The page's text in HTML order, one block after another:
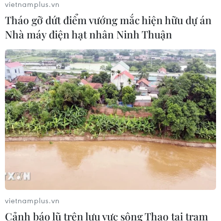
Quảng Ninh: Lễ hội Xuống đồng tôn
vinh truyền thống khai hoang vùng
Hà Nam
19/07/2026 09:00
Lễ hội Giáng sinh tháng Bảy
tại The Rocks: Mùa Đông tuyết rơi ở
Xứ sở Chuột túi
18/07/2026 09:12
Khai mạc Festival Biển Khánh Hòa
2026 với chủ đề “Sắc màu Đại
dương”
17/07/2026 14:24
vietnamplus.vn
Tháo gỡ dứt điểm vướng mắc hiện hữu dự án
Nhà máy điện hạt nhân Ninh Thuận
vietnamplus.vn
Cảnh báo lũ trên lưu vực sông Thao tại trạm